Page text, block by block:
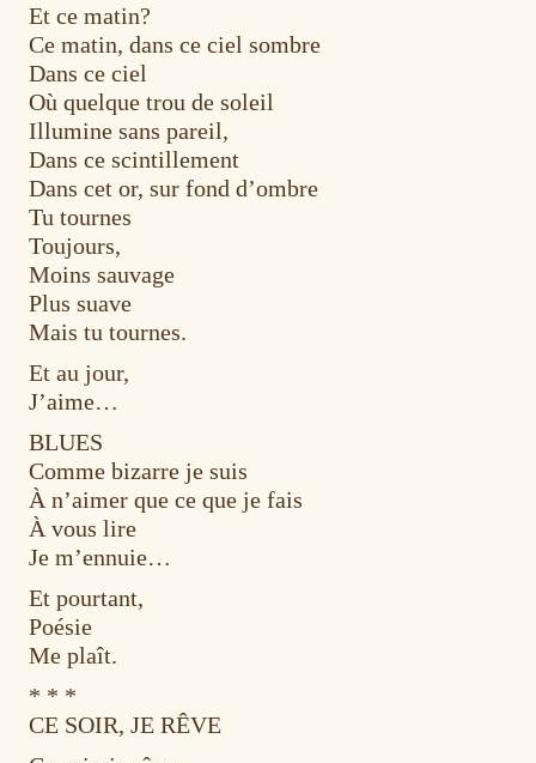
Et ce matin?
Ce matin, dans ce ciel sombre
Dans ce ciel
Où quelque trou de soleil
Illumine sans pareil,
Dans ce scintillement
Dans cet or, sur fond d’ombre
Tu tournes
Toujours,
Moins sauvage
Plus suave
Mais tu tournes.
Et au jour,
J’aime…
BLUES
Comme bizarre je suis
À n’aimer que ce que je fais
À vous lire
Je m’ennuie…
Et pourtant,
Poésie
Me plaît.
* * *
CE SOIR, JE RÊVE